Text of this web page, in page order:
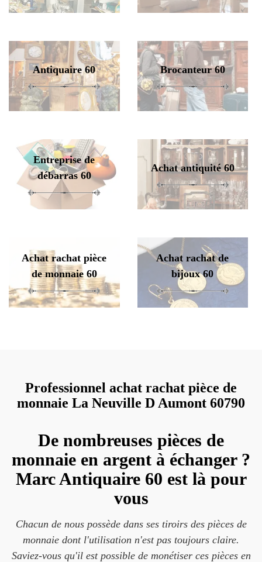
Antiquaire 60 Brocanteur 60
Entreprise de
débarras 60
Achat antiquité 60
Achat rachat pièce
de monnaie 60
Achat rachat de
bijoux 60
Professionnel achat rachat pièce de
monnaie La Neuville D Aumont 60790
De nombreuses pièces de
monnaie en argent à échanger ?
Marc Antiquaire 60 est là pour
vous
Chacun de nous possède dans ses tiroirs des pièces de
monnaie dont l'utilisation n'est pas toujours claire.
Saviez-vous qu'il est possible de monétiser ces pièces en